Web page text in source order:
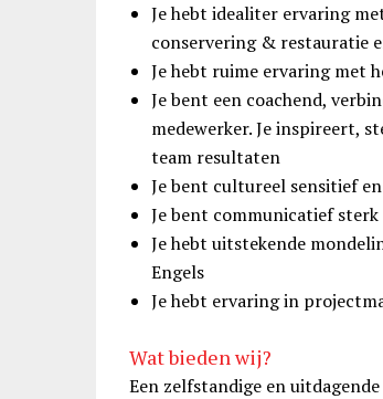
Je hebt idealiter ervaring
conservering & restauratie
Je hebt ruime ervaring met
Je bent een coachend,
medewerker. Je inspireert,
team resultaten
Je bent cultureel sensitief
Je bent communicatief sterk
Je hebt uitstekende
Engels
Je hebt ervaring in
Wat bieden wij?
Een zelfstandige en